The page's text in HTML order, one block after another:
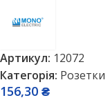
Артикул: 12072
Категорія: Розетки
156,30 ₴